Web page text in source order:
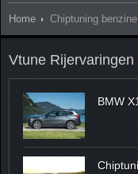
Home Chiptuning benzine
Vtune Rijervaringen
BMW